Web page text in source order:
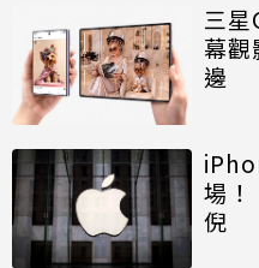
三
幕觀
邊
場！
倪